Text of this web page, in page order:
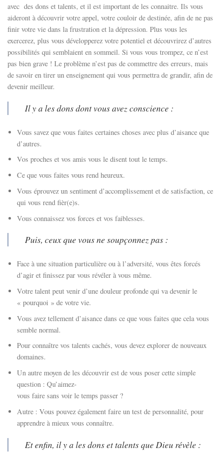
avec des dons et talents, et il est important de les connaitre. Ils vous
aideront à découvrir votre appel, votre couloir de destinée, afin de ne pas
finir votre vie dans la frustration et la dépression. Plus vous les
exercerez, plus vous développerez votre potentiel et découvrirez d’autres
possibilités qui semblaient en sommeil. Si vous vous trompez, ce n’est
pas bien grave ! Le problème n’est pas de commettre des erreurs, mais
de savoir en tirer un enseignement qui vous permettra de grandir, afin de
devenir meilleur.
Il y a les dons dont vous avez conscience :
Vous savez que vous faites certaines choses avec plus d’aisance que
d’autres.
Vos proches et vos amis vous le disent tout le temps.
Ce que vous faites vous rend heureux.
Vous éprouvez un sentiment d’accomplissement et de satisfaction, ce
qui vous rend fièr(e)s.
Vous connaissez vos forces et vos faiblesses.
Puis, ceux que vous ne soupçonnez pas :
Face à une situation particulière ou à l’adversité, vous êtes forcés
d’agir et finissez par vous révéler à vous même.
Votre talent peut venir d’une douleur profonde qui va devenir le
« pourquoi » de votre vie.
Vous avez tellement d’aisance dans ce que vous faites que cela vous
semble normal.
Pour connaître vos talents cachés, vous devez explorer de nouveaux
domaines.
Un autre moyen de les découvrir est de vous poser cette simple
question : Qu’aimez-
vous faire sans voir le temps passer ?
Autre : Vous pouvez également faire un test de personnalité, pour
apprendre à mieux vous connaître.
Et enfin, il y a les dons et talents que Dieu révèle :